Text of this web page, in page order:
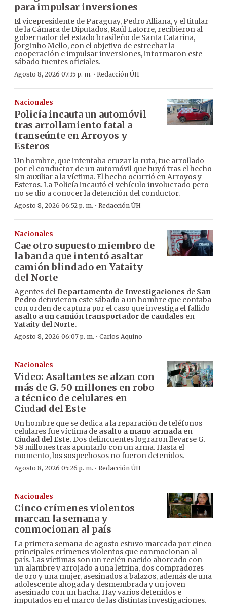
para impulsar inversiones
El vicepresidente de Paraguay, Pedro Alliana, y el titular
de la Cámara de Diputados, Raúl Latorre, recibieron al
gobernador del estado brasileño de Santa Catarina,
Jorginho Mello, con el objetivo de estrechar la
cooperación e impulsar inversiones, informaron este
sábado fuentes oficiales.
Agosto 8, 2026 07:35 p. m. · Redacción ÚH
Nacionales
Policía incauta un automóvil
tras arrollamiento fatal a
transeúnte en Arroyos y
Esteros
Un hombre, que intentaba cruzar la ruta, fue arrollado
por el conductor de un automóvil que huyó tras el hecho
sin auxiliar a la víctima. El hecho ocurrió en Arroyos y
Esteros. La Policía incautó el vehículo involucrado pero
no se dio a conocer la detención del conductor.
Agosto 8, 2026 06:52 p. m. · Redacción ÚH
Nacionales
Cae otro supuesto miembro de
la banda que intentó asaltar
camión blindado en Yataity
del Norte
Agentes del Departamento de Investigaciones de San
Pedro detuvieron este sábado a un hombre que contaba
con orden de captura por el caso que investiga el fallido
asalto a un camión transportador de caudales en
Yataity del Norte.
Agosto 8, 2026 06:07 p. m. · Carlos Aquino
Nacionales
Video: Asaltantes se alzan con
más de G. 50 millones en robo
a técnico de celulares en
Ciudad del Este
Un hombre que se dedica a la reparación de teléfonos
celulares fue víctima de asalto a mano armada en
Ciudad del Este. Dos delincuentes lograron llevarse G.
58 millones tras apuntarlo con un arma. Hasta el
momento, los sospechosos no fueron detenidos.
Agosto 8, 2026 05:26 p. m. · Redacción ÚH
Nacionales
Cinco crímenes violentos
marcan la semana y
conmocionan al país
La primera semana de agosto estuvo marcada por cinco
principales crímenes violentos que conmocionan al
país. Las víctimas son un recién nacido ahorcado con
un alambre y arrojado a una letrina, dos compradores
de oro y una mujer, asesinados a balazos, además de una
adolescente ahogada y desmembrada y un joven
asesinado con un hacha. Hay varios detenidos e
imputados en el marco de las distintas investigaciones.